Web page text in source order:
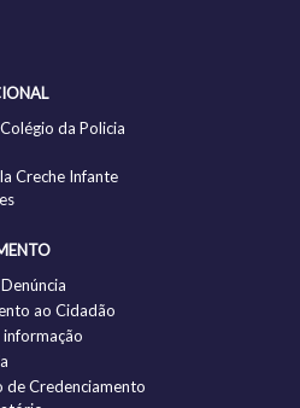
da Policia
Creche Infante
ao Cidadão
informação
de Credenciamento